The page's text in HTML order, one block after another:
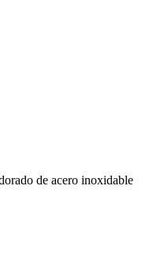
de acero inoxidable